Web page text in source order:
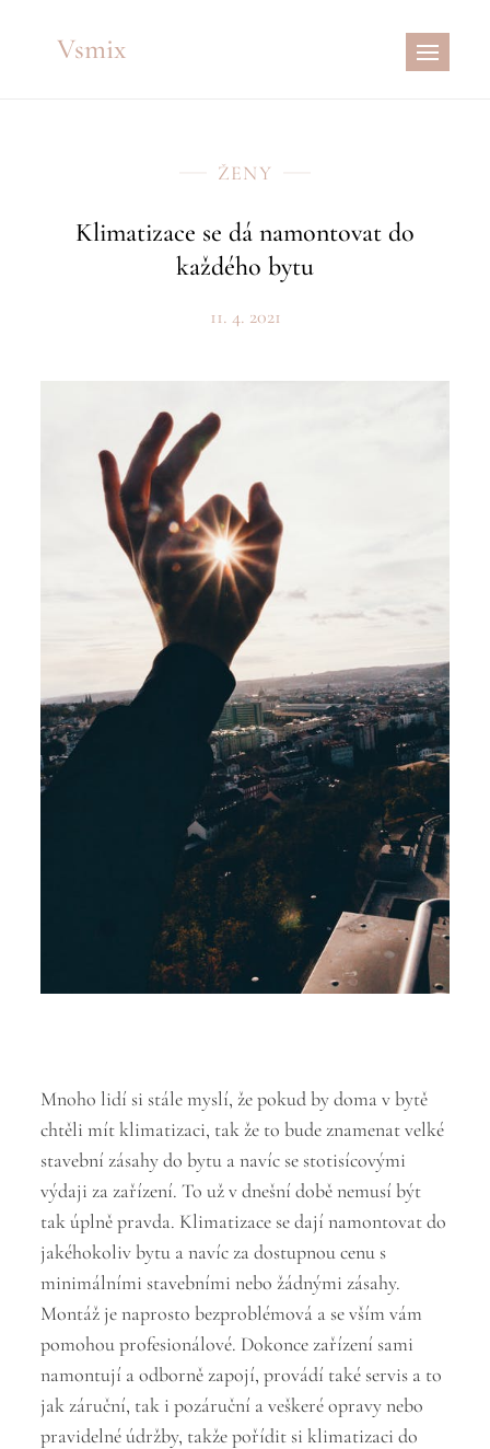
Vsmix
ŽENY
Klimatizace se dá namontovat do
každého bytu
11. 4. 2021
Mnoho lidí si stále myslí, že pokud by doma v bytě
chtěli mít klimatizaci, tak že to bude znamenat velké
stavební zásahy do bytu a navíc se stotisícovými
výdaji za zařízení. To už v dnešní době nemusí být
tak úplně pravda. Klimatizace se dají namontovat do
jakéhokoliv bytu a navíc za dostupnou cenu s
minimálními stavebními nebo žádnými zásahy.
Montáž je naprosto bezproblémová a se vším vám
pomohou profesionálové. Dokonce zařízení sami
namontují a odborně zapojí, provádí také servis a to
jak záruční, tak i pozáruční a veškeré opravy nebo
pravidelné údržby, takže pořídit si klimatizaci do